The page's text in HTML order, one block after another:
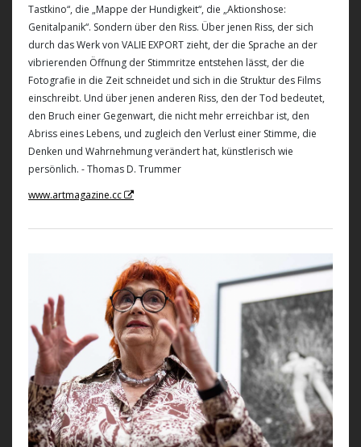
Tastkino“, die „Mappe der Hundigkeit“, die „Aktionshose:
Genitalpanik“. Sondern über den Riss. Über jenen Riss, der sich
durch das Werk von VALIE EXPORT zieht, der die Sprache an der
vibrierenden Öffnung der Stimmritze entstehen lässt, der die
Fotografie in die Zeit schneidet und sich in die Struktur des Films
einschreibt. Und über jenen anderen Riss, den der Tod bedeutet,
den Bruch einer Gegenwart, die nicht mehr erreichbar ist, den
Abriss eines Lebens, und zugleich den Verlust einer Stimme, die
Denken und Wahrnehmung verändert hat, künstlerisch wie
persönlich. - Thomas D. Trummer
www.artmagazine.cc